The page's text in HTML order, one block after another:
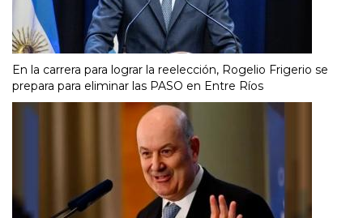
En la carrera para lograr la reelección, Rogelio Frigerio se
prepara para eliminar las PASO en Entre Ríos